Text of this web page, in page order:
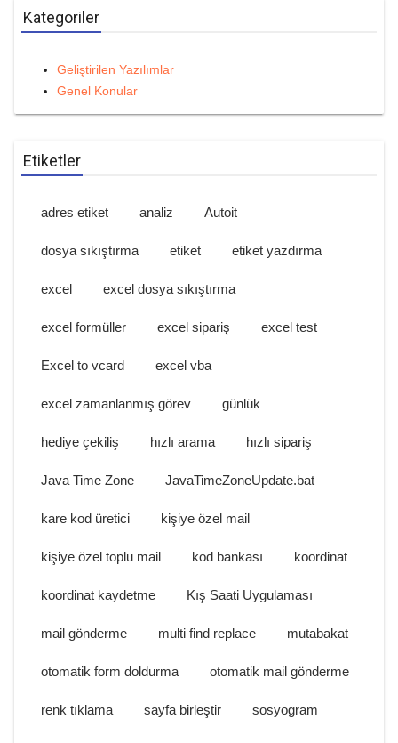
Kategoriler
Geliştirilen Yazılımlar
Genel Konular
Etiketler
adres etiket analiz Autoit
dosya sıkıştırma etiket etiket yazdırma
excel excel dosya sıkıştırma
excel formüller excel sipariş excel test
Excel to vcard excel vba
excel zamanlanmış görev günlük
hediye çekiliş hızlı arama hızlı sipariş
Java Time Zone JavaTimeZoneUpdate.bat
kare kod üretici kişiye özel mail
kişiye özel toplu mail kod bankası koordinat
koordinat kaydetme Kış Saati Uygulaması
mail gönderme multi find replace mutabakat
otomatik form doldurma otomatik mail gönderme
renk tıklama sayfa birleştir sosyogram